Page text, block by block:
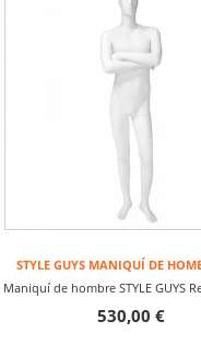
STYLE GUYS MANIQUÍ DE
Maniquí de hombre STYLE GUYS
530,00 €